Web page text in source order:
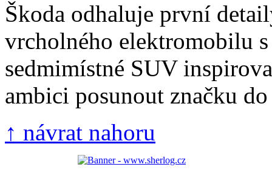
Škoda odhaluje první
vrcholného elektromobilu s
sedmimístné SUV
ambici posunout značku
↑ návrat nahoru